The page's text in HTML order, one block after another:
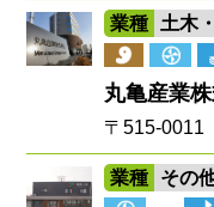
業種 土木
丸亀産業
〒515-
業種 その